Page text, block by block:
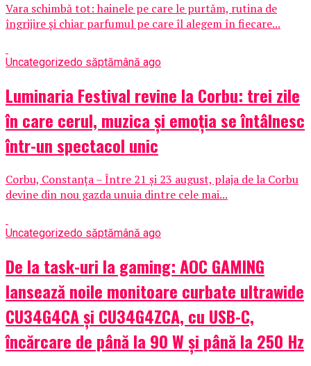
Vara schimbă tot: hainele pe care le purtăm, rutina de
îngrijire și chiar parfumul pe care îl alegem în fiecare...
Uncategorizedo săptămână ago
Luminaria Festival revine la Corbu: trei zile
în care cerul, muzica și emoția se întâlnesc
într-un spectacol unic
Corbu, Constanța – Între 21 și 23 august, plaja de la Corbu
devine din nou gazda unuia dintre cele mai...
Uncategorizedo săptămână ago
De la task-uri la gaming: AOC GAMING
lansează noile monitoare curbate ultrawide
CU34G4CA și CU34G4ZCA, cu USB-C,
încărcare de până la 90 W și până la 250 Hz